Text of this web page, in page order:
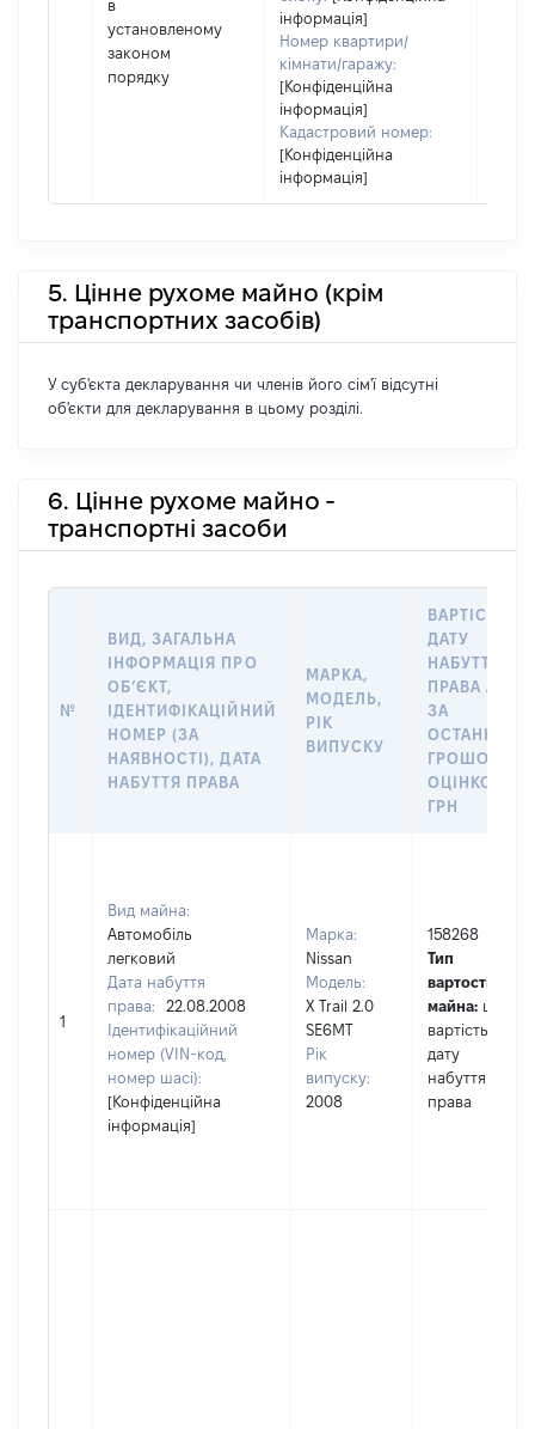
в
установленому
законом
порядку
інформація]
Номер квартири/
кімнати/гаражу:
[Конфіденційна
інформація]
Кадастровий номер:
[Конфіденційна
інформація]
5. Цінне рухоме майно (крім
транспортних засобів)
У суб'єкта декларування чи членів його сім'ї відсутні
об'єкти для декларування в цьому розділі.
6. Цінне рухоме майно -
транспортні засоби
№
ВИД, ЗАГАЛЬНА
ІНФОРМАЦІЯ ПРО
ОБʼЄКТ,
ІДЕНТИФІКАЦІЙНИЙ
НОМЕР (ЗА
НАЯВНОСТІ), ДАТА
НАБУТТЯ ПРАВА
МАРКА,
МОДЕЛЬ,
РІК
ВИПУСКУ
ВАРТІСТЬ НА
ДАТУ
НАБУТТЯ
ПРАВА АБО
ЗА
ГРОШОВОЮ
ОЦІНКОЮ,
ГРН
1
Вид майна:
Автомобіль
легковий
Дата набуття
права:
22.08.2008
Ідентифікаційний
номер (VIN-код,
номер шасі):
[Конфіденційна
інформація]
Марка:
Nissan
Модель:
X Trail 2.0
SE6MT
Рік
випуску:
2008
158268
Тип
вартості
майна: це
вартість на
дату
набуття
права